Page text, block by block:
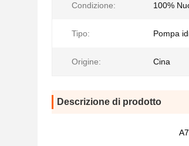
Condizione: 100%
Tipo: Pompa
Origine: Cina
Descrizione di prodotto